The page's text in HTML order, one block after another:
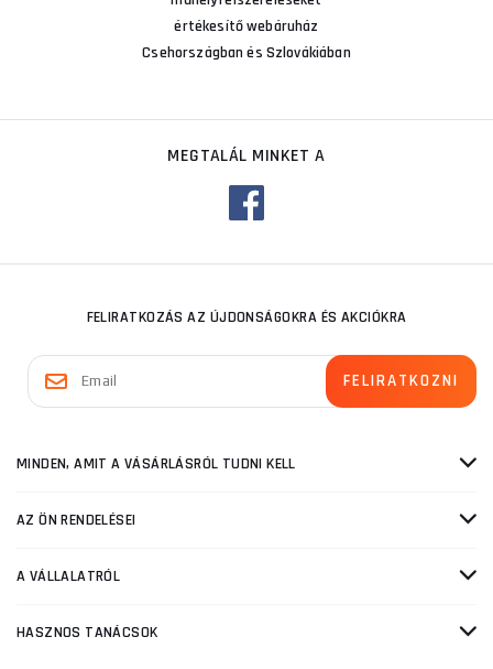
értékesítő webáruház
Csehországban és Szlovákiában
MEGTALÁL MINKET A
FELIRATKOZÁS AZ ÚJDONSÁGOKRA ÉS AKCIÓKRA
MINDEN, AMIT A VÁSÁRLÁSRÓL TUDNI KELL
AZ ÖN RENDELÉSEI
A VÁLLALATRÓL
HASZNOS TANÁCSOK